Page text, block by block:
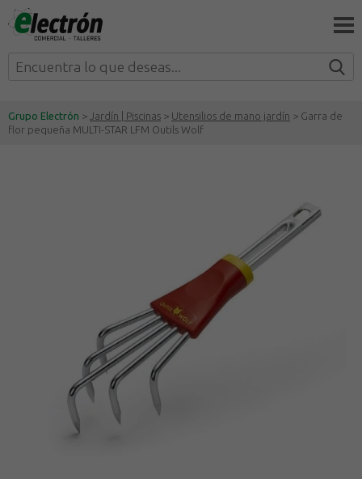
Grupo Electrón > Jardín | Piscinas > Utensilios de mano jardín > Garra de
flor pequeña MULTI-STAR LFM Outils Wolf